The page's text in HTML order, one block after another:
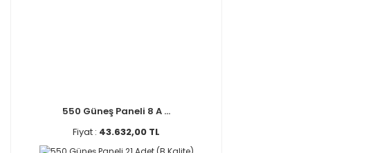
550 Güneş Paneli 8 A ...
Fiyat : 43.632,00 TL